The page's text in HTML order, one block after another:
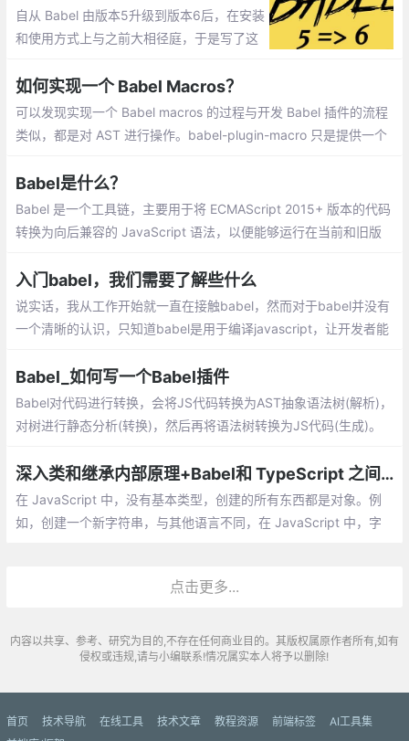
自从 Babel 由版本5升级到版本6后，在安装
和使用方式上与之前大相径庭，于是写了这
安装和全局安装 、坑二编译插件、坑三bab
el-polyfill插件
如何实现一个 Babel Macros？
可以发现实现一个 Babel macros 的过程与开发 Babel 插件的流程
类似，都是对 AST 进行操作。babel-plugin-macro 只是提供一个
编译时进行拓展
Babel是什么？
Babel 是一个工具链，主要用于将 ECMAScript 2015+ 版本的代码
转换为向后兼容的 JavaScript 语法，以便能够运行在当前和旧版
入门babel，我们需要了解些什么
说实话，我从工作开始就一直在接触babel，然而对于babel并没有
一个清晰的认识，只知道babel是用于编译javascript，让开发者能
很多困惑，下面我就以babel@7为例
Babel_如何写一个Babel插件
Babel对代码进行转换，会将JS代码转换为AST抽象语法树(解析)，
对树进行静态分析(转换)，然后再将语法树转换为JS代码(生成)。
的类型。其他属性用来进一步描述节点的类型。
深入类和继承内部原理+Babel和 TypeScript 之间转换
在 JavaScript 中，没有基本类型，创建的所有东西都是对象。例
如，创建一个新字符串，与其他语言不同，在 JavaScript 中，字
点击更多...
内容以共享、参考、研究为目的,不存在任何商业目的。其版权属原作者所有,如有
侵权或违规,请与小编联系!情况属实本人将予以删除!
首页 技术导航 在线工具 技术文章 教程资源 前端标签
AI工具集